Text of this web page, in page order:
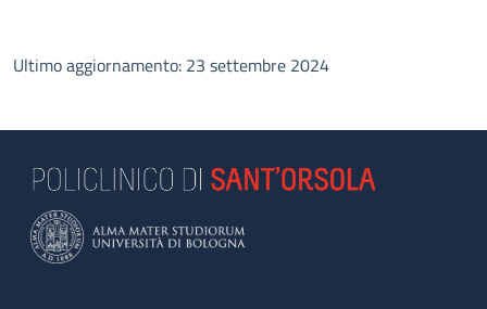
Ultimo aggiornamento: 23 settembre 2024